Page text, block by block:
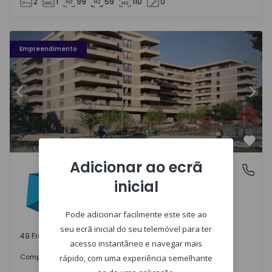
Empreendimento
Fachada PLENO JARDIM - 3
Anterior
Águas Santas, PortoPLENO JARDIM
Águas Santas, Porto
49 Frações disponíveis
Comprar desde 242.000 €
Adicionar ao ecrã
inicial
Pode adicionar facilmente este site ao
seu ecrã inicial do seu telemóvel para ter
acesso instantâneo e navegar mais
rápido, com uma experiência semelhante